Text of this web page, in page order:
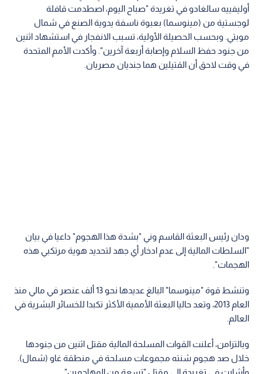
أوليفييه سالغادو في تغريدة "صباح اليوم، اصطدمت قافلة
لوجستية من (مينوسما) بعبوة ناسفة يدوية الصنع في شمال
موبتي. وبحسب الحصيلة الأولية، تسبب الانفجار في استشهاد اثنين
من جنود حفظ السلام وإصابة أربعة آخرين". وأكدت الأمم المتحدة
في وقت لاحق أن القتيلين هما جنديان مصريان.
ودان رئيس البعثة القاسم وني "بشدة هذا الهجوم" داعيا في بيان
"السلطات المالية إلى عدم ادخار أي جهد لتحديد هوية مرتكبي هذه
الهجمات".
وتنشط قوة "مينوسما" البالغ عديدها نحو 13 ألف عنصر في مالي منذ
العام 2013، وتعد حاليا البعثة الأممية الأكثر تكبدا للخسائر البشرية في
العالم.
وبالتزامن، أعلنت القوات المسلحة المالية مقتل اثنين من جنودها
خلال صد هجوم شنته مجموعات مسلحة في منطقة غاو (شمال).
وأشارت في تغريدة إلى مقتل "تسعة من المهاجمين".